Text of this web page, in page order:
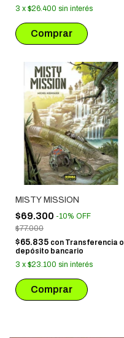
3 x $26.400 sin interés
MISTY MISSION
$69.300 -10% OFF
$77.000
$65.835 con Transferencia o
depósito bancario
3 x $23.100 sin interés